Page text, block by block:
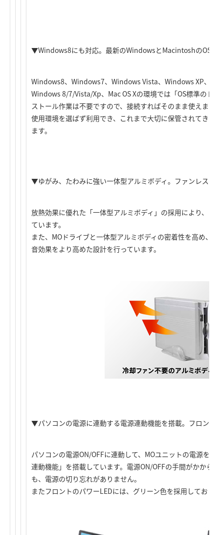
▼Windows8にも対応。最新のWindowsとMacintoshのOSに
Windows8、Windows7、Windows Vista、Windows XP、
Windows 8/7/Vista/Xp、Mac OS Xの環境では「OS標準のド
ストール作業は不要ですので、接続すればそのまま使えます
使用環境を選ばず利用でき、これまで大切に保管されてき
ます。
▼ゆがみ、たわみに強い一体型アルミボディ。ファンレス＆
放熱効果に優れた「一体型アルミボディ」の採用により、
ています。
また、MOドライブと一体型アルミボディの密着性を高め、
音効果をより高めた設計を行っています。
▼パソコンの電源に連動する電源連動機能を搭載。フロント
パソコンの電源ON/OFFに連動して、MOユニットの電源を
連動機能」を搭載しています。電源ON/OFFの手間がかから
も、電源の切り忘れがありません。
またフロントのパワーLEDには、グリーン色を採用しており